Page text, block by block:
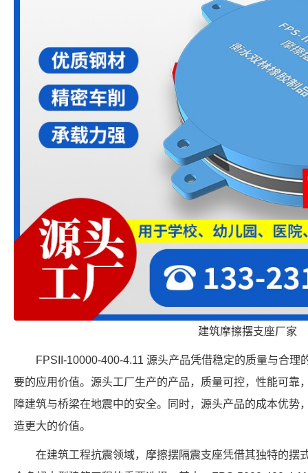
建筑摩擦摆支座厂家
FPSII-10000-400-4.11 源头产品凭借稳定的质量与合理
要的应用价值。源头工厂生产的产品，质量可控，性能可靠
障建筑与桥梁在地震中的安全。同时，源头产品的成本优势
造更大的价值。
在建筑工程抗震领域，摩擦摆隔震支座凭借其独特的摆